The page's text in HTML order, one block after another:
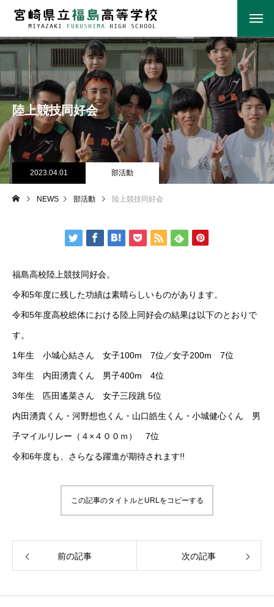
陸上競技同好会
2023.04.01 部活動
NEWS 部活動 陸上競技同好会
福島高校陸上競技同好会。
令和5年度に残した功績は素晴らしいものがあります。
令和5年度高校総体における陸上同好会の結果は以下のとおりで
す。
1年生 小城心結さん 女子100m 7位／女子200m 7位
3年生 内田湧貴くん 男子400m 4位
3年生 匹田遙菜さん 女子三段跳 5位
内田湧貴くん・河野想也くん・山口皓生くん・小城健心くん 男
子マイルリレー（４×４００ｍ） 7位
令和6年度も、さらなる躍進が期待されます!!
この記事のタイトルとURLをコピーする
前の記事 次の記事